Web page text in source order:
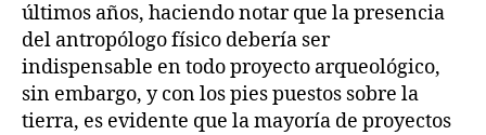
últimos años, haciendo notar que la presencia
del antropólogo físico debería ser
indispensable en todo proyecto arqueológico,
sin embargo, y con los pies puestos sobre la
tierra, es evidente que la mayoría de proyectos